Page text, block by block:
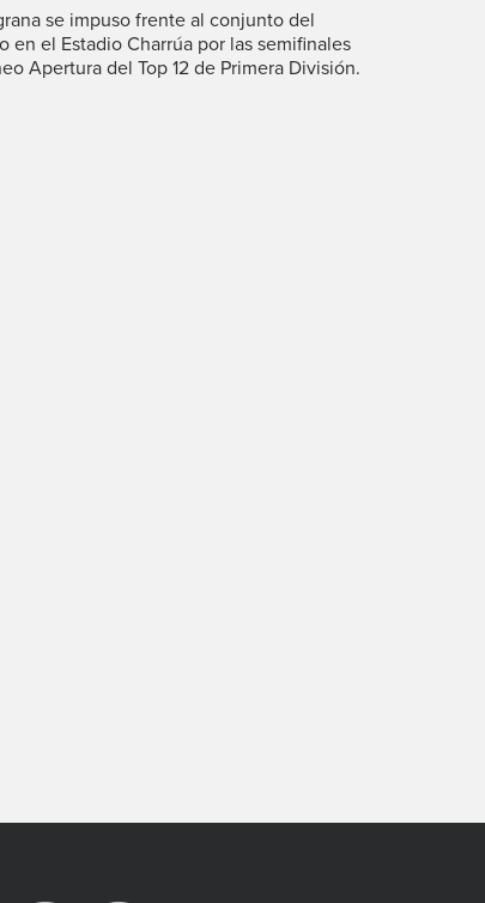
se impuso frente al conjunto del
en el Estadio Charrúa por las semifinales
Apertura del Top 12 de Primera División.